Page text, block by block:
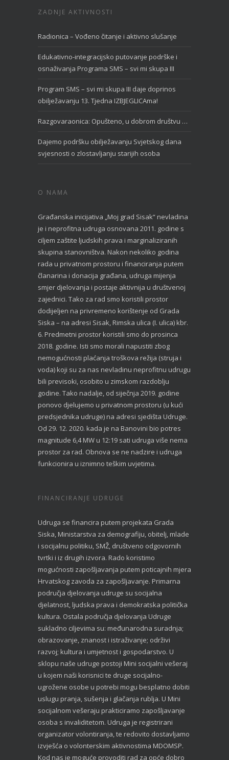
ZADNJE AKTIVNOSTI
Radionica – Vođeno čitanje i aktivno slušanje
Edukativno-integracijsko putovanje podrške i
osnaživanja Programa SMS – svi mi skupa III
Program SMS – svi mi skupa III daje doprinos
obilježavanju 13. Tjedna IZBJEGLICAma!
Razgovaraonica: Opušteno, u dobrom društvu …
Dajemo podršku obilježavanju Svjetskog dana
svjesnosti o zlostavljanju starijih osoba
O NAMA
Građanska inicijativa „Moj grad Sisak“ nevladina
je i neprofitna udruga osnovana 2011. godine s
ciljem zaštite ljudskih prava i marginaliziranih
skupina stanovništva. Nakon nekoliko godina
rada u privatnom prostoru i financiranja putem
članarina i donacija građana, udruga mijenja
smjer djelovanja i postaje aktivnija u društvenoj
zajednici. Tako za rad smo koristili prostor
dodijeljen na privremeno korištenje od Grada
Siska – na adresi Sisak, Rimska ulica (I. ulica) kbr.
6. Predmetni prostor koristili smo do prosinca
2018. godine. Isti smo morali napustiti zbog
nemogućnosti plaćanja troškova režija (struja i
voda) koji su za nas nevladinu neprofitnu udrugu
bili previsoki, osobito u zimskom razdoblju
godine. Tako nadalje, od siječnja 2019. godine
ponovo djelujemo u privatnom prostoru (u kući
predsjednika udruge) na adresi sjedišta Udruge.
Od 29. 12. 2020. kada je na Banovini bio potres
magnitude 6,4 MW u 12:19 sati udruga više nema
prostor za rad. Obnova se ne nadzire i udruga
funkcionira u iznimno teškim uvjetima.
FINANCIRANJE UDRUGE
Udruga se financira putem projekata Grada
Siska, Ministarstva za demografiju, obitelj, mlade
i socijalnu politiku, SMŽ, društveno odgovornih
tvrtki i iz drugih izvora. Rado koristimo
mogućnosti zapošljavanja putem poticajnih mjera
Hrvatskog zavoda za zapošljavanje. Primarna
područja djelovanja udruge su socijalna
djelatnost, ljudska prava i demokratska politička
kultura. Ostala područja djelovanja Udruge
sukladno ciljevima su: međunarodna suradnja;
obrazovanje, znanost i istraživanje; održivi
razvoj; kultura i umjetnost i gospodarstvo. U
sklopu naše udruge postoji Mini socijalni vešeraj
u kojem naši korisnici te druge socijalno-
ugrožene osobe u potrebi mogu besplatno dobiti
uslugu pranja, sušenja i glačanja rublja. U Mini
socijalnom vešeraju prakticiramo zapošljavanje
osoba s invaliditetom. Udruga je registrirani
organizator volontiranja, te redovito dostavljamo
izvješća o volonterskim aktivnostima MDOMSP.
Kod nas je moguće provoditi rad za opće dobro